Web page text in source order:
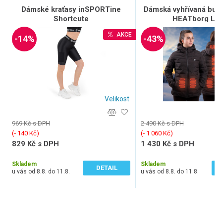
Dámské kraťasy inSPORTine
Shortcute
AKCE
-14%
Velikost
969 Kč s DPH
(‐ 140 Kč)
829 Kč s DPH
Skladem
u vás od 8.8. do 11.8.
DETAIL
Dámská vyhřívaná
HEATborg
-43%
2 490 Kč s DPH
(‐ 1 060 Kč)
1 430 Kč s DPH
Skladem
u vás od 8.8. do 11.8.